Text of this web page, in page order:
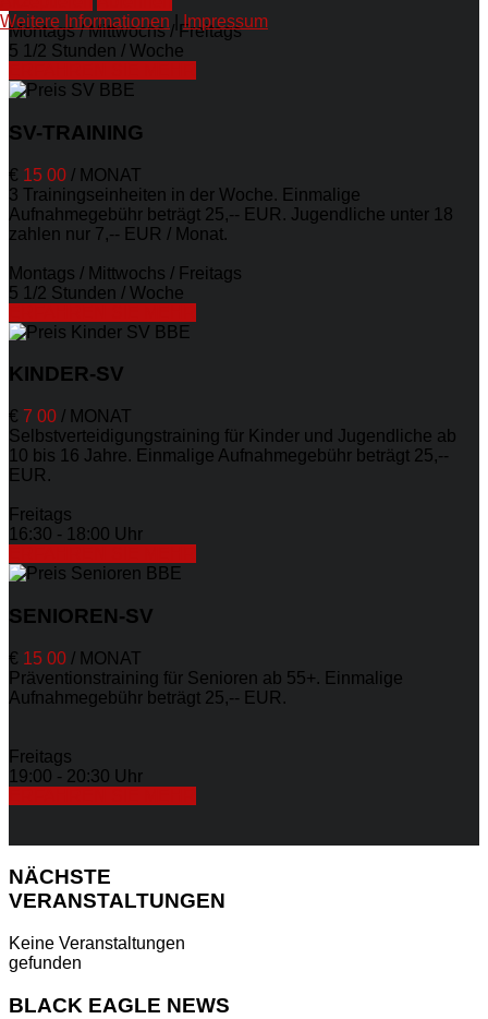
Montags / Mittwochs / Freitags
5 1/2 Stunden / Woche
SV-TRAINING
€ 15 00 / MONAT
3 Trainingseinheiten in der Woche. Einmalige
Aufnahmegebühr beträgt 25,-- EUR. Jugendliche unter 18
zahlen nur 7,-- EUR / Monat.
Montags / Mittwochs / Freitags
5 1/2 Stunden / Woche
KINDER-SV
€ 7 00 / MONAT
Selbstverteidigungstraining für Kinder und Jugendliche ab
10 bis 16 Jahre. Einmalige Aufnahmegebühr beträgt 25,--
EUR.
Freitags
16:30 - 18:00 Uhr
SENIOREN-SV
€ 15 00 / MONAT
Präventionstraining für Senioren ab 55+. Einmalige
Aufnahmegebühr beträgt 25,-- EUR.
Freitags
19:00 - 20:30 Uhr
NÄCHSTE
VERANSTALTUNGEN
Keine Veranstaltungen
gefunden
BLACK EAGLE NEWS
Weitere Informationen |Impressum